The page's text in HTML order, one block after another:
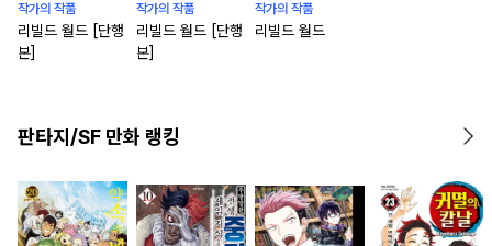
작가의 작품
리빌드 월드 [단행
본]
작가의 작품
리빌드 월드 [단행
본]
작가의 작품
리빌드 월드
판타지/SF 만화 랭킹